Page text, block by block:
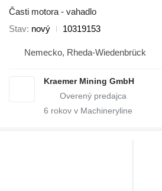
Časti motora - vahadlo
Stav nový 10319153
Nemecko, Rheda-Wiedenbrück
Kraemer Mining GmbH
6 rokov v Machineryline